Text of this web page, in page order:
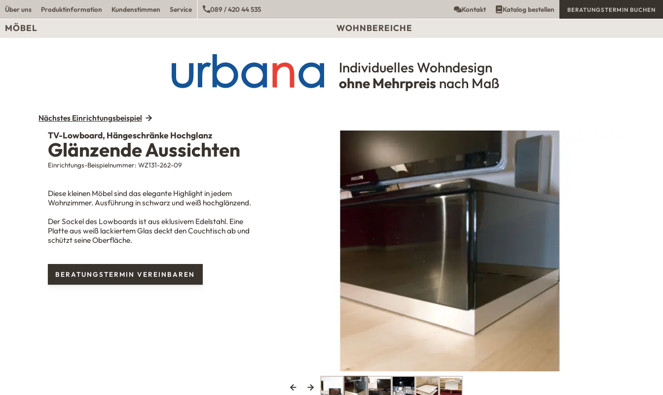
Urbana Möbel
Individuelles Wohndesign
ohne Mehrpreis nach Maß
Über uns Produktinformation Kundenstimmen Service 089 / 420 44 535 Kontakt Katalog bestellen BERATUNGSTERMIN BUCHEN
MÖBEL WOHNBEREICHE
Nächstes Einrichtungsbeispiel
TV-Lowboard, Hängeschränke Hochglanz
Glänzende Aussichten
Einrichtungs-Beispielnummer: WZ131-262-09
Diese kleinen Möbel sind das elegante Highlight in jedem
Wohnzimmer. Ausführung in schwarz und weiß hochglänzend.
Der Sockel des Lowboards ist aus eklusivem Edelstahl. Eine
Platte aus weiß lackiertem Glas deckt den Couchtisch ab und
schützt seine Oberfläche.
BERATUNGSTERMIN VEREINBAREN